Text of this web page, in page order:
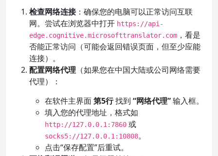
检查网络连接：确保您的电脑可以正常访问互联
网。尝试在浏览器中打开 https://api-
edge.cognitive.microsofttranslator.com ，看是
否能正常访问（可能会返回错误页面，但至少应能
连接）。
配置网络代理 （如果您在中国大陆或公司网络需要
代理）：
在软件主界面第5行找到 “网络代理”输入框。
填入您的代理地址，格式如
http://127.0.0.1:7860 或
socks5://127.0.0.1:10808。
点击“保存配置”后重试。